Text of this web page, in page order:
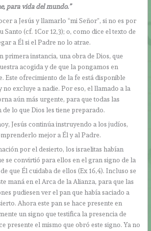
para vida del mundo.”
a Jesús y llamarlo “mi Señor”, si no es por
Santo (cf. 1Cor 12,3); o, como dice el texto de
a Él si el Padre no lo atrae.
primera instancia, una obra de Dios, que
acogida y de que la pongamos en
Este ofrecimiento de la fe está disponible
no excluye a nadie. Por eso, el llamado a la
aún más urgente, para que todas las
de lo que Dios les tiene preparado.
Jesús continúa instruyendo a los judíos,
mejor a Él y al Padre.
por el desierto, los israelitas habían
se convirtió para ellos en el gran signo de la
que Él cuidaba de ellos (Ex 16,4). Incluso se
maná en el Arca de la Alianza, para que las
pudiesen ver el pan que había saciado a
Ahora este pan se hace presente en
un signo que testifica la presencia de
presente el mismo que obró este signo. Ya no